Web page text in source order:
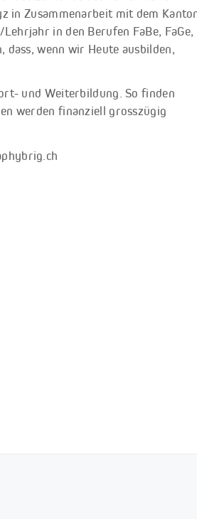
in Zusammenarbeit mit dem
in den Berufen FaBe, FaGe,
wenn wir Heute ausbilden,
und Weiterbildung. So finden
werden finanziell grosszügig